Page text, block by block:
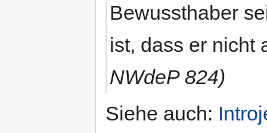
Bewussthaber
ist, dass er nicht
NWdeP 824)
Siehe auch: